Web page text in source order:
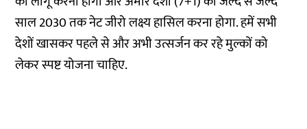
साल 2030 तक नेट जीरो लक्ष्य हासिल करना होगा. हमें सभी
देशों खासकर पहले से और अभी उत्सर्जन कर रहे मुल्कों को
लेकर स्पष्ट योजना चाहिए.